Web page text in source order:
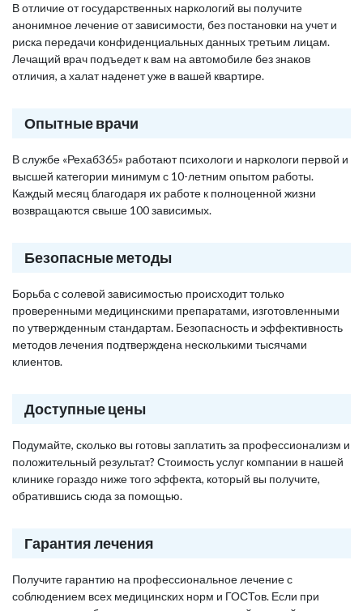
В отличие от государственных наркологий вы получите
анонимное лечение от зависимости, без постановки на учет и
риска передачи конфиденциальных данных третьим лицам.
Лечащий врач подъедет к вам на автомобиле без знаков
отличия, а халат наденет уже в вашей квартире.
Опытные врачи
В службе «Рехаб365» работают психологи и наркологи первой и
высшей категории минимум с 10-летним опытом работы.
Каждый месяц благодаря их работе к полноценной жизни
возвращаются свыше 100 зависимых.
Безопасные методы
Борьба с солевой зависимостью происходит только
проверенными медицинскими препаратами, изготовленными
по утвержденным стандартам. Безопасность и эффективность
методов лечения подтверждена несколькими тысячами
клиентов.
Доступные цены
Подумайте, сколько вы готовы заплатить за профессионализм и
положительный результат? Стоимость услуг компании в нашей
клинике гораздо ниже того эффекта, который вы получите,
обратившись сюда за помощью.
Гарантия лечения
Получите гарантию на профессиональное лечение с
соблюдением всех медицинских норм и ГОСТов. Если при